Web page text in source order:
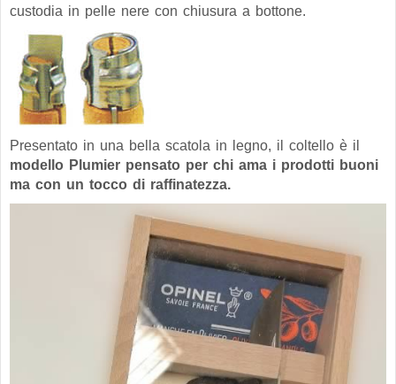
custodia in pelle nere con chiusura a bottone.
Presentato in una bella scatola in legno, il coltello è il
modello Plumier pensato per chi ama i prodotti buoni
ma con un tocco di raffinatezza.